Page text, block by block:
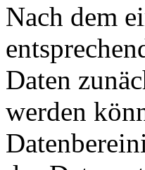
Nach dem
Daten
werden